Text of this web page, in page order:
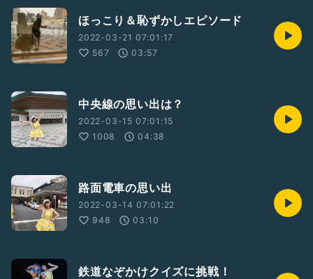
ほっこり＆恥ずかしエピソード
2022-03-21 07:01:17
567
03:57
中央線の思い出は？
2022-03-15 07:01:15
1008
04:38
路面電車の思い出
2022-03-14 07:01:22
948
03:10
鉄道なぞかけクイズに挑戦！